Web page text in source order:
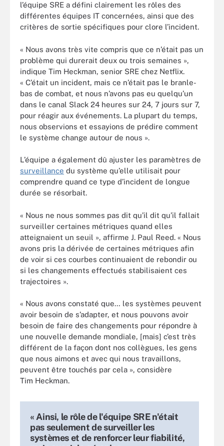
l’équipe SRE a défini clairement les rôles des
différentes équipes IT concernées, ainsi que des
critères de sortie spécifiques pour clore l’incident.
« Nous avons très vite compris que ce n’était pas un
problème qui durerait deux ou trois semaines »,
indique Tim Heckman, senior SRE chez Netflix.
« C’était un incident, mais ce n’était pas le branle-
bas de combat, et nous n’avons pas eu quelqu’un
dans le canal Slack 24 heures sur 24, 7 jours sur 7,
pour réagir aux événements. La plupart du temps,
nous observions et essayions de prédire comment
le système change autour de nous ».
L’équipe a également dû ajuster les paramètres de
surveillance du système qu’elle utilisait pour
comprendre quand ce type d’incident de longue
durée se résorbait.
« Nous ne nous sommes pas dit qu’il dit qu’il fallait
surveiller certaines métriques quand elles
atteignaient un seuil », affirme J. Paul Reed. « Nous
avons pris la dérivée de certaines métriques afin
de voir si ces courbes continuaient de rebondir ou
si les changements effectués stabilisaient ces
trajectoires ».
« Nous avons constaté que… les systèmes peuvent
avoir besoin de s’adapter, et nous pouvons avoir
besoin de faire des changements pour répondre à
une nouvelle demande mondiale, [mais] c’est très
différent de la façon dont nos collègues, les gens
que nous aimons et avec qui nous travaillons,
peuvent être touchés par cela », considère
Tim Heckman.
« Ainsi, le rôle de l'équipe SRE n'était
pas seulement de surveiller les
systèmes et de renforcer leur fiabilité,